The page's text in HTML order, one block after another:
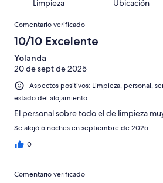
puntuación
Normal
una
puntuación
Mediocre
143
una
puntuación
de
Limpieza Ubicación
Comentarios
Comentario verificado
10/10 Excelente
Yolanda
20 de sept de 2025
Aspectos positivos: Limpieza, personal,
estado del alojamiento
El personal sobre todo el de limpieza
Se alojó 5 noches en septiembre de 2025
0
Comentario verificado